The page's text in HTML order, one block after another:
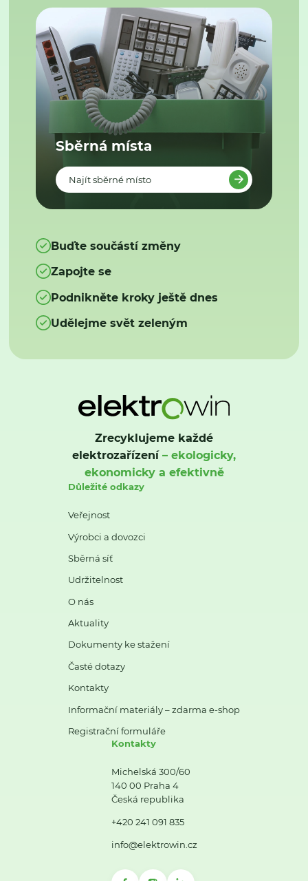
Sběrná místa
Najít sběrné místo
Buďte součástí změny
Zapojte se
Podnikněte kroky ještě dnes
Udělejme svět zeleným
Zrecyklujeme každé
elektrozařízení– ekologicky,
ekonomicky a efektivně
Důležité odkazy
Veřejnost
Výrobci a dovozci
Sběrná síť
Udržitelnost
O nás
Aktuality
Dokumenty ke stažení
Časté dotazy
Kontakty
Informační materiály – zdarma e-shop
Registrační formuláře
Kontakty
Michelská 300/60
140 00 Praha 4
Česká republika
+420 241 091 835
info@elektrowin.cz